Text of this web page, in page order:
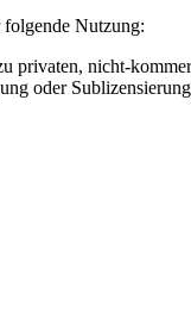
Nutzung:
privaten, nicht-
oder